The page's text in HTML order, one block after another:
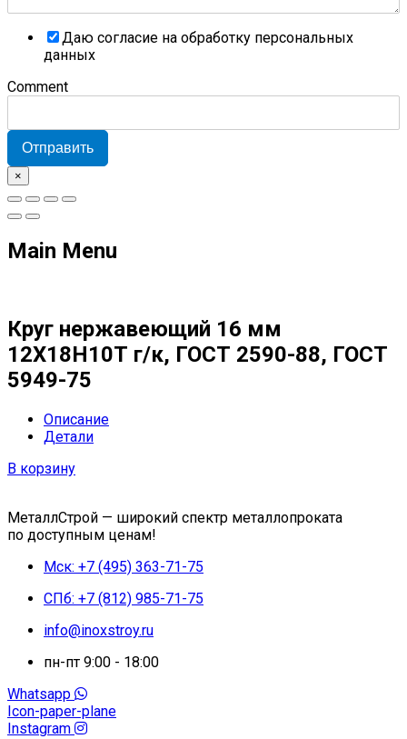
Даю согласие на обработку персональных
данных
Comment
Отправить
×
Main Menu
Круг нержавеющий 16 мм
12Х18Н10Т г/к, ГОСТ 2590-88, ГОСТ
5949-75
Описание
Детали
В корзину
МеталлСтрой — широкий спектр металлопроката
по доступным ценам!
Мск: +7 (495) 363-71-75
СПб: +7 (812) 985-71-75
info@inoxstroy.ru
пн-пт 9:00 - 18:00
Whatsapp
Icon-paper-plane
Instagram